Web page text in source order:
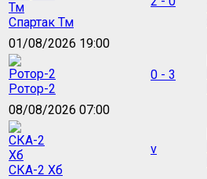
Спартак Тм
01/08/2026 19:00
Ротор-2
0 - 3
08/08/2026 07:00
СКА-2 Хб
v